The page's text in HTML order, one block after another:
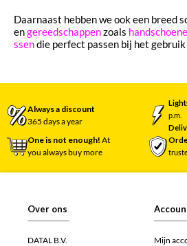
Daarnaast hebben we ook een breed
engereedschappenzoals
ssendie perfect passen bij het
Always a discount
365 days a year
p.m.
One is not enough! At
you always buy more
Over ons
DATAL B.V.
Mijn